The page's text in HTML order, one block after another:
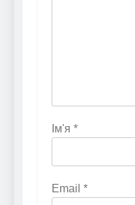
Ім'я *
Email *